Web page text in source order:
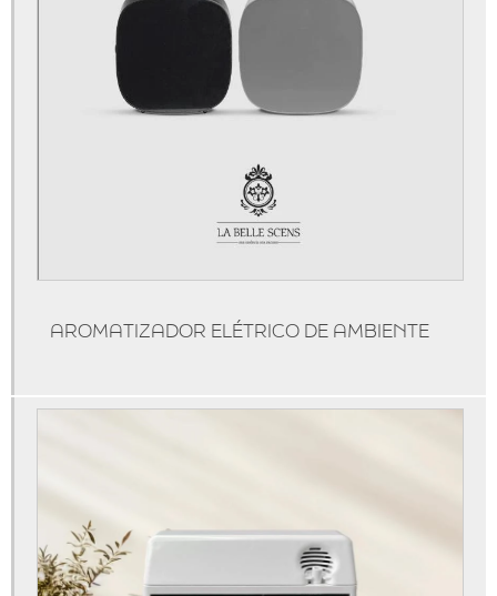
Máquinas de aromatização
Produtos de marketing olfativo
Aromatização de ambientes comerciais
Aromatização de lojas
Aparelho aromatizador de ambiente elétrico
Aparelho aromatizador de ambiente profissional
AROMATIZADOR ELÉTRICO DE AMBIENTE